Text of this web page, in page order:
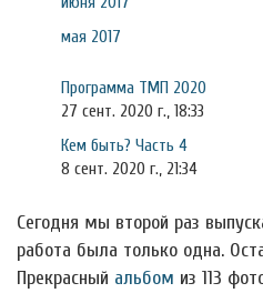
мая 2017
Программа ТМП 2020
27 сент. 2020 г., 18:33
Кем быть? Часть 4
8 сент. 2020 г., 21:34
Сегодня мы второй раз
работа была только одна.
Прекрасный альбом из 113